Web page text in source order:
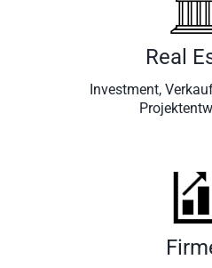
Real
Investment,